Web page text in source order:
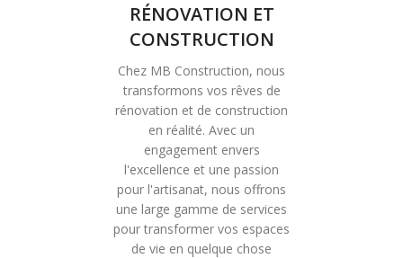
RÉNOVATION ET
CONSTRUCTION
Chez MB Construction, nous
transformons vos rêves de
rénovation et de construction
en réalité. Avec un
engagement envers
l'excellence et une passion
pour l'artisanat, nous offrons
une large gamme de services
pour transformer vos espaces
de vie en quelque chose